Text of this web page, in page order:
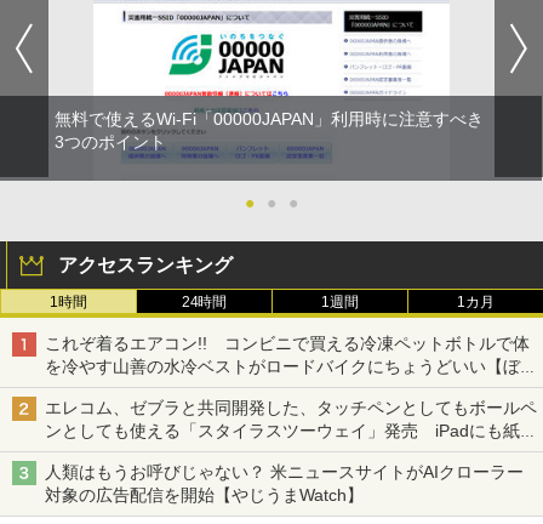
無料で使えるWi-Fi「00000JAPAN」利用時に注意すべき
3つのポイント
● ● ●
アクセスランキング
1時間 24時間 1週間 1カ月
これぞ着るエアコン!! コンビニで買える冷凍ペットボトルで体
を冷やす山善の水冷ベストがロードバイクにちょうどいい【ぼっ
ち・ざ・ろーど！その14】【空いた時間でなにしてる？】
エレコム、ゼブラと共同開発した、タッチペンとしてもボールペ
ンとしても使える「スタイラスツーウェイ」発売 iPadにも紙に
も、持ち替えずに書き込める
人類はもうお呼びじゃない？ 米ニュースサイトがAIクローラー
対象の広告配信を開始【やじうまWatch】